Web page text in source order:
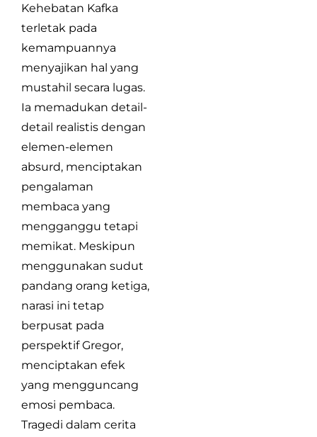
Kehebatan Kafka
terletak pada
kemampuannya
menyajikan hal yang
mustahil secara lugas.
Ia memadukan detail-
detail realistis dengan
elemen-elemen
absurd, menciptakan
pengalaman
membaca yang
mengganggu tetapi
memikat. Meskipun
menggunakan sudut
pandang orang ketiga,
narasi ini tetap
berpusat pada
perspektif Gregor,
menciptakan efek
yang mengguncang
emosi pembaca.
Tragedi dalam cerita